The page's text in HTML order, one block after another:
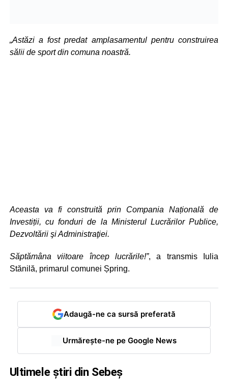
„Astăzi a fost predat amplasamentul pentru construirea
sălii de sport din comuna noastră.
Aceasta va fi construită prin Compania Națională de
Investiții, cu fonduri de la Ministerul Lucrărilor Publice,
Dezvoltării şi Administraţiei.
Săptămâna viitoare încep lucrările!”, a transmis Iulia
Stănilă, primarul comunei Șpring.
Adaugă-ne ca sursă preferată
Urmărește-ne pe Google News
Ultimele știri din Sebeș